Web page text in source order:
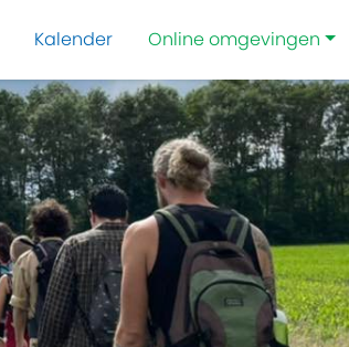
Kalender Online omgevingen